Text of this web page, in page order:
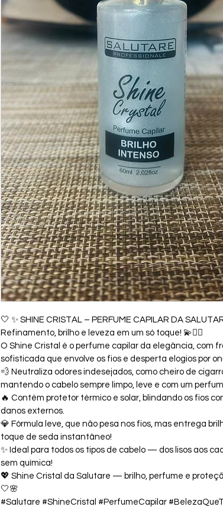
🤍 ✨ SHINE CRISTAL – PERFUME CAPILAR DA
Refinamento, brilho e leveza em um só toque! 💫💇‍♀️
O Shine Cristal é o perfume capilar da elegância, com
sofisticada que envolve os fios e desperta elogios por
💨 Neutraliza odores indesejados, como cheiro de
mantendo o cabelo sempre limpo, leve e com um
🔥 Contém protetor térmico e solar, blindando os fios
danos externos.
💎 Fórmula leve, que não pesa nos fios, mas entrega
toque de seda instantâneo!
✨ Ideal para todos os tipos de cabelo — dos lisos aos
sem química!
💖 Shine Cristal da Salutare — brilho, perfume e
🤍🌸
#Salutare #ShineCristal #PerfumeCapilar